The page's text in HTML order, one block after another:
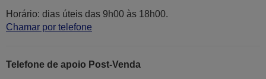
Horário: dias úteis das 9h00 às 18h00.
Chamar por telefone
Telefone de apoio Post-Venda